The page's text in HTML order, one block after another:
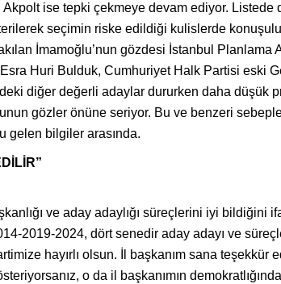
ise tepki çekmeye devam ediyor. Listede
seçimin riske edildiği kulislerde
İmamoğlu’nun gözdesi İstanbul Planlama
Huri Bulduk, Cumhuriyet Halk Partisi eski
diğer değerli adaylar dururken daha düşük
gözler önüne seriyor. Bu ve benzeri
gelen bilgiler arasında.
ve aday adaylığı süreçlerini iyi bildiğini
2019-2024, dört senedir aday adayı ve
hayırlı olsun. İl başkanım sana teşekkür
o da il başkanımın